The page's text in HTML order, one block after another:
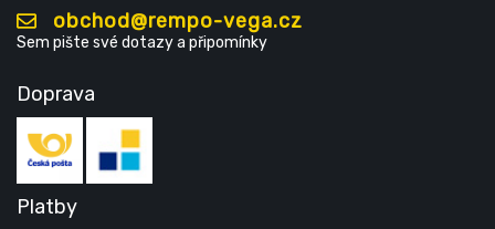
obchod@rempo-vega.cz
Sem pište své dotazy a připomínky
Doprava
Platby